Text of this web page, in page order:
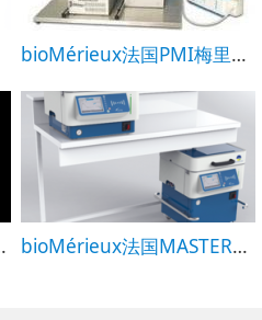
bioMérieux法国PMI梅里埃高精度蠕动分液器
养基分装系统 bioMérieux法国MASTERCLAVE®梅里埃全自动培养基制备系统